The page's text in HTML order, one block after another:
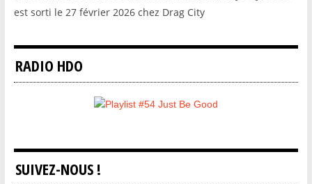
est sorti le 27 février 2026 chez Drag City
RADIO HDO
SUIVEZ-NOUS !